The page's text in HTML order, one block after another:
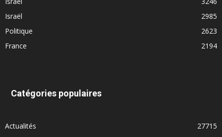
Israël
2985
Politique
2623
France
2194
Catégories populaires
Actualités
27715